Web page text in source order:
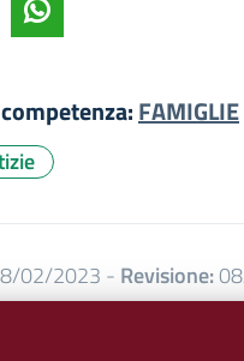
FAMIGLIE
02/2023 - Revisione: